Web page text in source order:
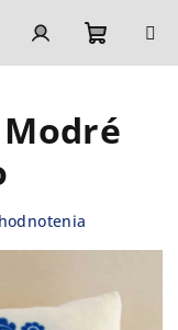
Prihlásenie
košík